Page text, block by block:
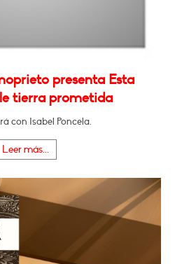
presenta Esta
tierra prometida
con Isabel Poncela.
Leer más...